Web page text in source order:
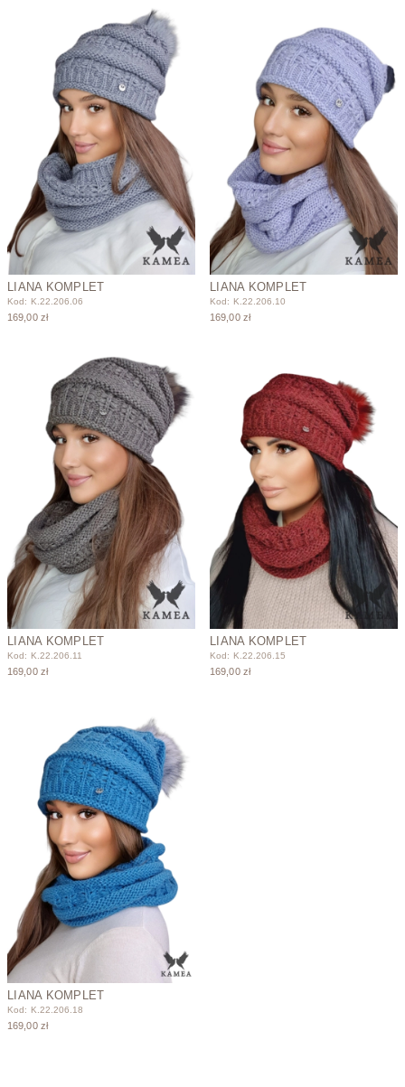
LIANA KOMPLET
Kod: K.22.206.06
169,00 zł
LIANA KOMPLET
Kod: K.22.206.10
169,00 zł
LIANA KOMPLET
Kod: K.22.206.11
169,00 zł
LIANA KOMPLET
Kod: K.22.206.15
169,00 zł
LIANA KOMPLET
Kod: K.22.206.18
169,00 zł